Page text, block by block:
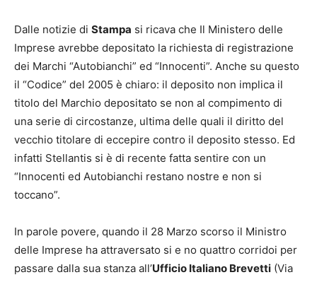
Dalle notizie di Stampa si ricava che Il Ministero delle
Imprese avrebbe depositato la richiesta di registrazione
dei Marchi “Autobianchi” ed “Innocenti”. Anche su questo
il “Codice” del 2005 è chiaro: il deposito non implica il
titolo del Marchio depositato se non al compimento di
una serie di circostanze, ultima delle quali il diritto del
vecchio titolare di eccepire contro il deposito stesso. Ed
infatti Stellantis si è di recente fatta sentire con un
“Innocenti ed Autobianchi restano nostre e non si
toccano”.
In parole povere, quando il 28 Marzo scorso il Ministro
delle Imprese ha attraversato si e no quattro corridoi per
passare dalla sua stanza all’Ufficio Italiano Brevetti (Via